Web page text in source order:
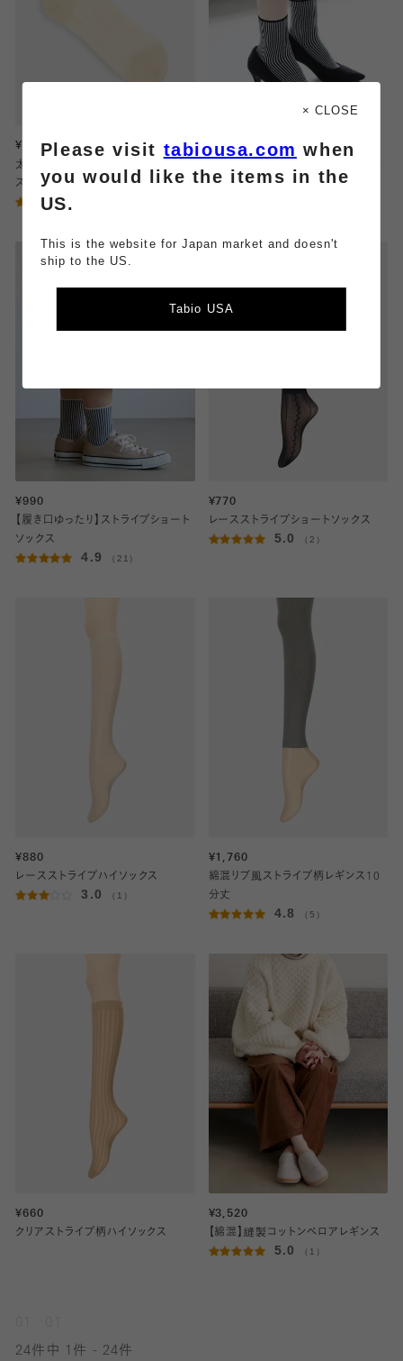
¥1,320
太ストライプメッシュショートソック
ス
¥1,540
ソックス
¥990
【履き口ゆったり】ストライプショート
ソックス
4.9 （21）
¥770
レースストライプショートソックス
5.0 （2）
¥880
レースストライプハイソックス
3.0 （1）
¥1,760
綿混リブ風ストライプ柄レギンス10
分丈
4.8 （5）
¥660
クリアストライプ柄ハイソックス
¥3,520
【綿混】縫製コットンベロアレギンス
5.0 （1）
24件中 1件 - 24件
× CLOSE
Please visit tabiousa.com when
you would like the items in the
US.
This is the website for Japan market and doesn't
ship to the US.
Tabio USA